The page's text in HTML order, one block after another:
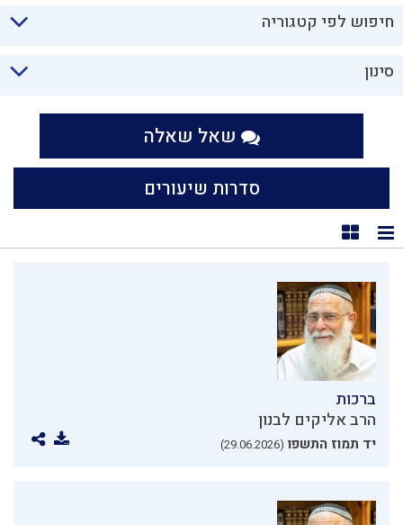
חיפוש לפי קטגוריה
סינון
שאל שאלה
סדרות שיעורים
תצוגת רשימה
תצוגת קוביות
ברכות
הרב אליקים לבנון
יד תמוז התשפו (29.06.2026)